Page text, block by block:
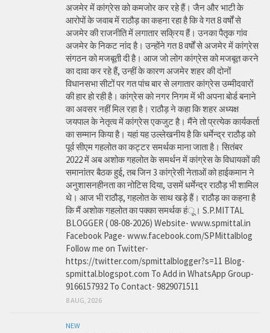
अजमेर में कांग्रेस को कमजोर कर रहे हैं। जैन और भाटी के
आरोपों के जवाब में राठौड़ का कहना रहा है कि वे गत 8 वर्षों से
अजमेर की राजनीति में लगातार सक्रिय हैं। उनका पैतृक गांव
अजमेर के निकट नांद है। उन्होंने गत 8 वर्षों से अजमेर में कांग्रेस
संगठन को मजबूती दी है। आज जो लोग कांग्रेस को मजबूत करने
का दावा कर रहे हैं, उन्हीं के कारण अजमेर शहर की दोनों
विधानसभा सीटों पर गत पांच बार से लगातार कांग्रेस उम्मीदवारों
की हार हो रही है। कांग्रेस को नगर निगम में भी अपना बोर्ड बनाने
का अवसर नहीं मिल रहा है। राठौड़ ने कहा कि शहर अध्यक्ष
जयपाल के नेतृत्व में कांग्रेस एकजुट है। मैंने तो प्रत्येक कार्यकर्ता
का सम्मान किया है। यहां यह उल्लेखनीय है कि धर्मेन्द्र राठौड़ को
पूर्व सीएम गहलोत का कट्टर समर्थक माना जाता है। सितंबर
2022 में अब अशोक गहलोत के समर्थन में कांग्रेस के विधायकों की
समानांतर बैठक हुई, तब जिन 3 कांग्रेसी नेताओं को हाईकमान ने
अनुशासनहीनता का नोटिस दिया, उसमें धर्मेन्द्र राठौड़ भी शामिल
थे। आज भी राठौड़, गहलोत के साथ खड़े हैं। राठौड़ का कहना है
कि मैं अशोक गहलोत का पक्का समर्थक हंू। S.P.MITTAL
BLOGGER ( 08-08-2026) Website- www.spmittal.in
Facebook Page- www.facebook.com/SPMittalblog
Follow me on Twitter-
https://twitter.com/spmittalblogger?s=11 Blog-
spmittal.blogspot.com To Add in WhatsApp Group-
9166157932 To Contact- 9829071511
8 AUG, 2026
NEW